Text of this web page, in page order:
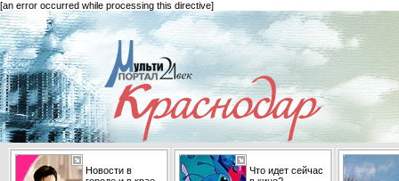
[an error occurred while processing this directive]
Новости в
Что идет сейчас